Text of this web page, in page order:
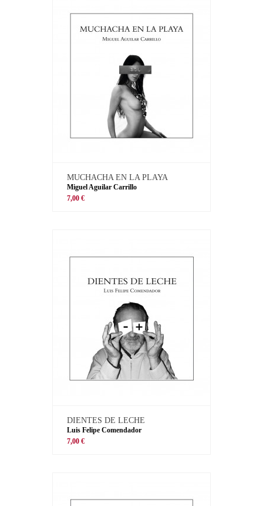
MUCHACHA EN LA PLAYA
Miguel Aguilar Carrillo
7,00 €
DIENTES DE LECHE
Luis Felipe Comendador
7,00 €